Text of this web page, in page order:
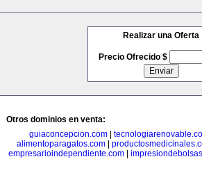
Realizar una Oferta
Precio Ofrecido $
Otros dominios en venta:
guiaconcepcion.com|
alimentoparagatos.com
empresarioindependiente.com